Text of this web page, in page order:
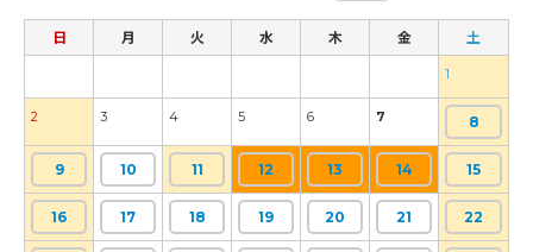
日 月 火 水 木 金 土
1
2 3 4 5 6 7 8
9 10 11 12 13 14 15
16 17 18 19 20 21 22